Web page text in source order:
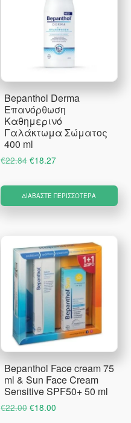
Bepanthol Derma
Επανόρθωση
Καθημερινό
Γαλάκτωμα Σώματος
400 ml
€22.84 Original
was:
€22.84.
€18.27Η
τιμή
είναι:
ΔΙΑΒΆΣΤΕ ΠΕΡΙΣΣΌΤΕΡΑ
Bepanthol Face cream 75
ml & Sun Face Cream
Sensitive SPF50+ 50 ml
€22.00 Original
€18.00